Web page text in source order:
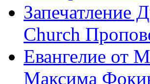
Запечатление
Church
Евангелие от
Максима